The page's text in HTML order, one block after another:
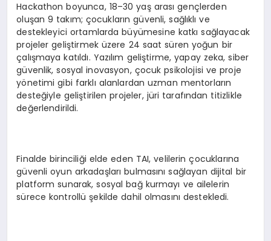
Hackathon boyunca, 18–30 yaş arası gençlerden
oluşan 9 takım; çocukların güvenli, sağlıklı ve
destekleyici ortamlarda büyümesine katkı sağlayacak
projeler geliştirmek üzere 24 saat süren yoğun bir
çalışmaya katıldı. Yazılım geliştirme, yapay zeka, siber
güvenlik, sosyal inovasyon, çocuk psikolojisi ve proje
yönetimi gibi farklı alanlardan uzman mentorların
desteğiyle geliştirilen projeler, jüri tarafından titizlikle
değerlendirildi.
Finalde birinciliği elde eden TAI, velilerin çocuklarına
güvenli oyun arkadaşları bulmasını sağlayan dijital bir
platform sunarak, sosyal bağ kurmayı ve ailelerin
sürece kontrollü şekilde dahil olmasını destekledi.